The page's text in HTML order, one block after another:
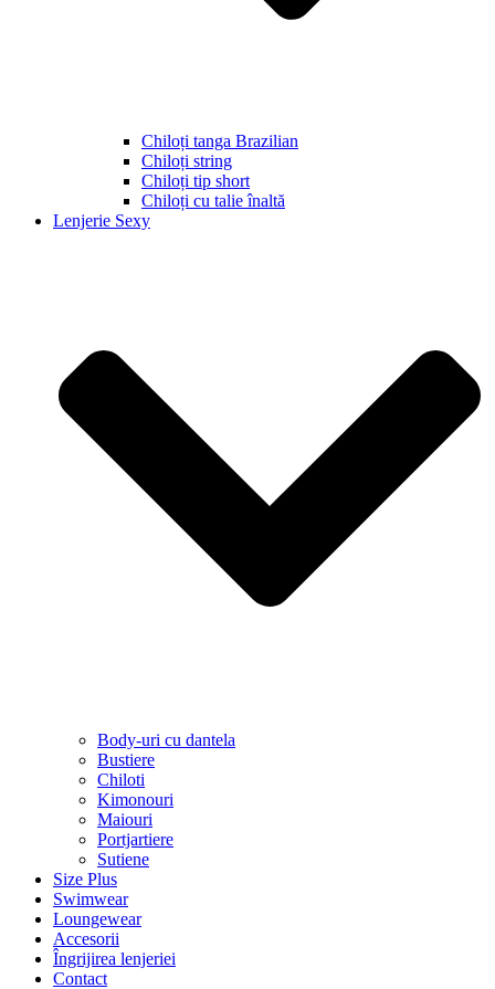
Chiloți tanga Brazilian
Chiloți string
Chiloți tip short
Chiloți cu talie înaltă
Lenjerie Sexy
Body-uri cu dantela
Bustiere
Chiloti
Kimonouri
Maiouri
Portjartiere
Sutiene
Size Plus
Swimwear
Loungewear
Accesorii
Îngrijirea lenjeriei
Contact